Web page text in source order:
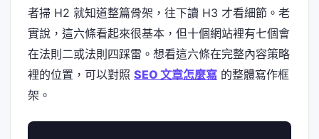
者掃 H2 就知道整篇骨架，往下讀 H3 才看細節。老
實說，這六條看起來很基本，但十個網站裡有七個會
在法則二或法則四踩雷。想看這六條在完整內容策略
裡的位置，可以對照 SEO 文章怎麼寫 的整體寫作框
架。